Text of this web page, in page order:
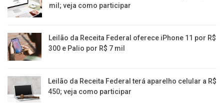
mil; veja como participar
Leilão da Receita Federal oferece iPhone 11 por R$
300 e Palio por R$ 7 mil
Leilão da Receita Federal terá aparelho celular a R$
450; veja como participar